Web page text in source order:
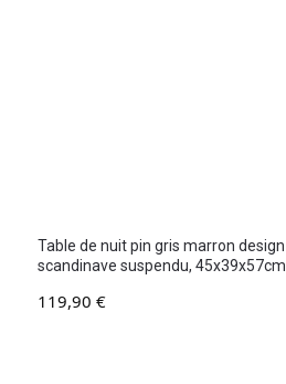
Table de nuit pin gris marron design
scandinave suspendu, 45x39x57cm
119,90 €